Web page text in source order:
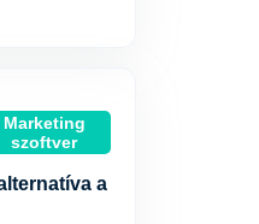
Marketing
szoftver
a